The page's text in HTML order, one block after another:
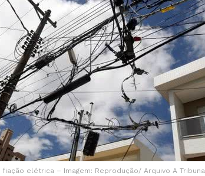
fiação elétrica – Imagem: Reprodução/ Arquivo A Tribuna